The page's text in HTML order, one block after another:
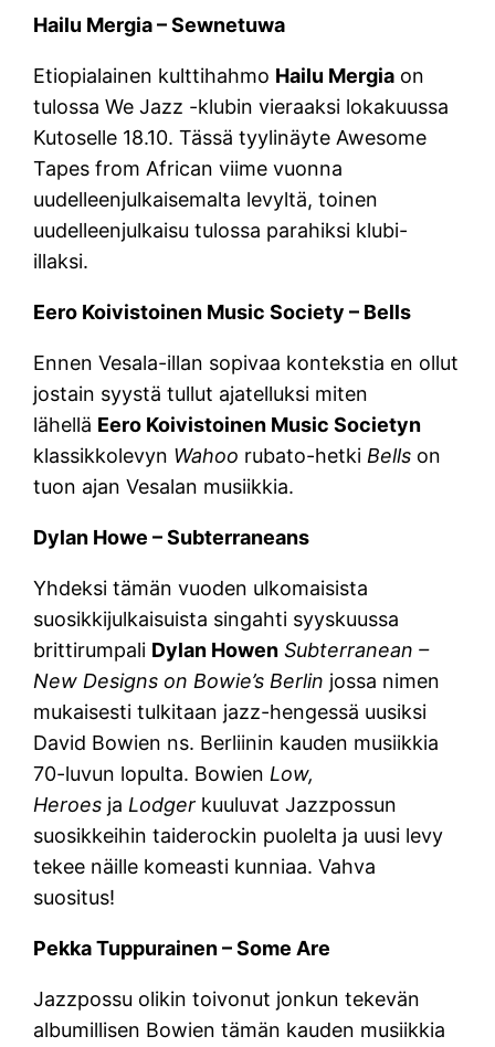
Hailu Mergia – Sewnetuwa
Etiopialainen kulttihahmo Hailu Mergia on
tulossa We Jazz -klubin vieraaksi lokakuussa
Kutoselle 18.10. Tässä tyylinäyte Awesome
Tapes from African viime vuonna
uudelleenjulkaisemalta levyltä, toinen
uudelleenjulkaisu tulossa parahiksi klubi-
illaksi.
Eero Koivistoinen Music Society – Bells
Ennen Vesala-illan sopivaa kontekstia en ollut
jostain syystä tullut ajatelluksi miten
lähellä Eero Koivistoinen Music Societyn
klassikkolevyn Wahoo rubato-hetki Bells on
tuon ajan Vesalan musiikkia.
Dylan Howe – Subterraneans
Yhdeksi tämän vuoden ulkomaisista
suosikkijulkaisuista singahti syyskuussa
brittirumpali Dylan Howen Subterranean –
New Designs on Bowie’s Berlin jossa nimen
mukaisesti tulkitaan jazz-hengessä uusiksi
David Bowien ns. Berliinin kauden musiikkia
70-luvun lopulta. Bowien Low,
Heroes ja Lodger kuuluvat Jazzpossun
suosikkeihin taiderockin puolelta ja uusi levy
tekee näille komeasti kunniaa. Vahva
suositus!
Pekka Tuppurainen – Some Are
Jazzpossu olikin toivonut jonkun tekevän
albumillisen Bowien tämän kauden musiikkia